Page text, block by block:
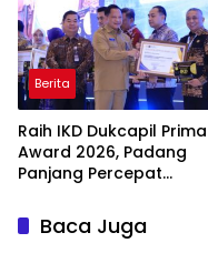
Berita
Raih IKD Dukcapil Prima
Award 2026, Padang
Panjang Percepat
PublikBaca Juga